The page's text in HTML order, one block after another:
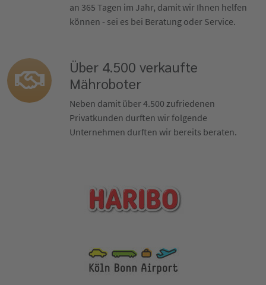
an 365 Tagen im Jahr, damit wir Ihnen helfen
können - sei es bei Beratung oder Service.
Über 4.500 verkaufte
Mähroboter
Neben damit über 4.500 zufriedenen
Privatkunden durften wir folgende
Unternehmen durften wir bereits beraten.